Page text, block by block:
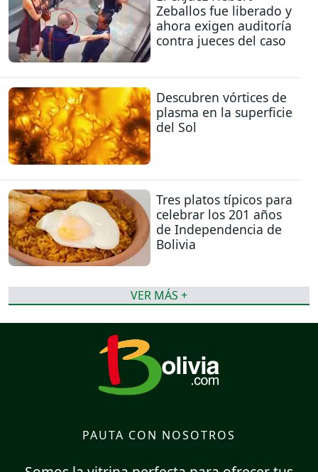
Zeballos fue liberado y
ahora exigen auditoría
contra jueces del caso
Descubren vórtices de
plasma en la superficie
del Sol
Tres platos típicos para
celebrar los 201 años
de Independencia de
Bolivia
VER MÁS +
PAUTA CON NOSOTROS